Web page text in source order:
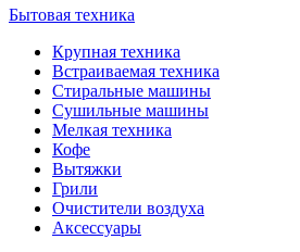
Бытовая техника
Крупная техника
Встраиваемая техника
Стиральные машины
Сушильные машины
Мелкая техника
Кофе
Вытяжки
Грили
Очистители воздуха
Аксессуары